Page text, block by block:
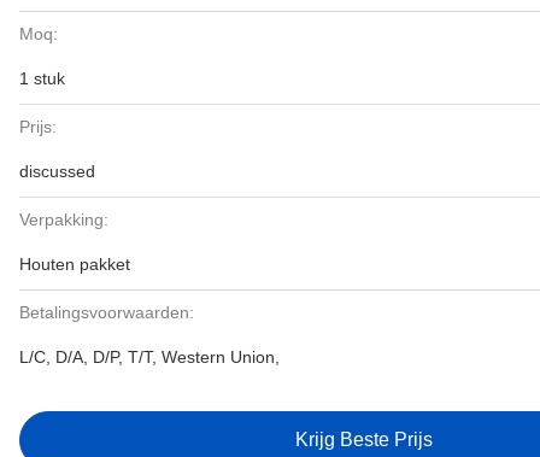
Moq:
1 stuk
Prijs:
discussed
Verpakking:
Houten pakket
Betalingsvoorwaarden:
L/C, D/A, D/P, T/T, Western Union,
Krijg Beste Prijs